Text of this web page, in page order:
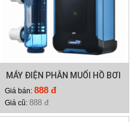
MÁY ĐIỆN PHÂN MUỐI HỒ BƠI
LASWIM HQ/SQ
Giá bán: 888 đ
Giá cũ: 888 đ